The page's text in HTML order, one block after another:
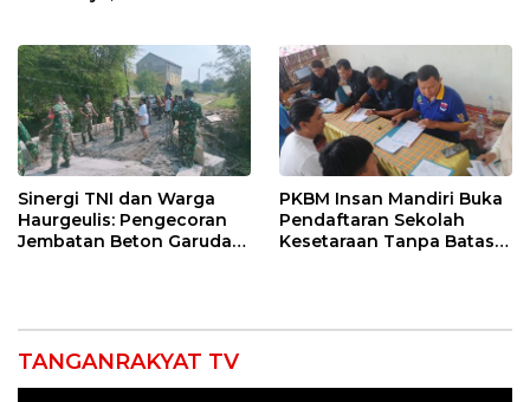
Muscablub
Sinergi TNI dan Warga
Haurgeulis: Pengecoran
Jembatan Beton Garuda
PKBM Insan Mandiri Buka
Pendaftaran Sekolah
Kesetaraan Tanpa Batas
TANGANRAKYAT TV